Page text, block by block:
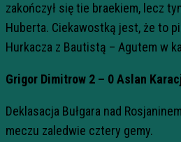
zakończył się tie braekiem, lecz
Huberta. Ciekawostką jest, że to
Hurkacza z Bautistą – Agutem w
Grigor Dimitrow 2 – 0 Aslan
Deklasacja Bułgara nad
meczu zaledwie cztery gemy.